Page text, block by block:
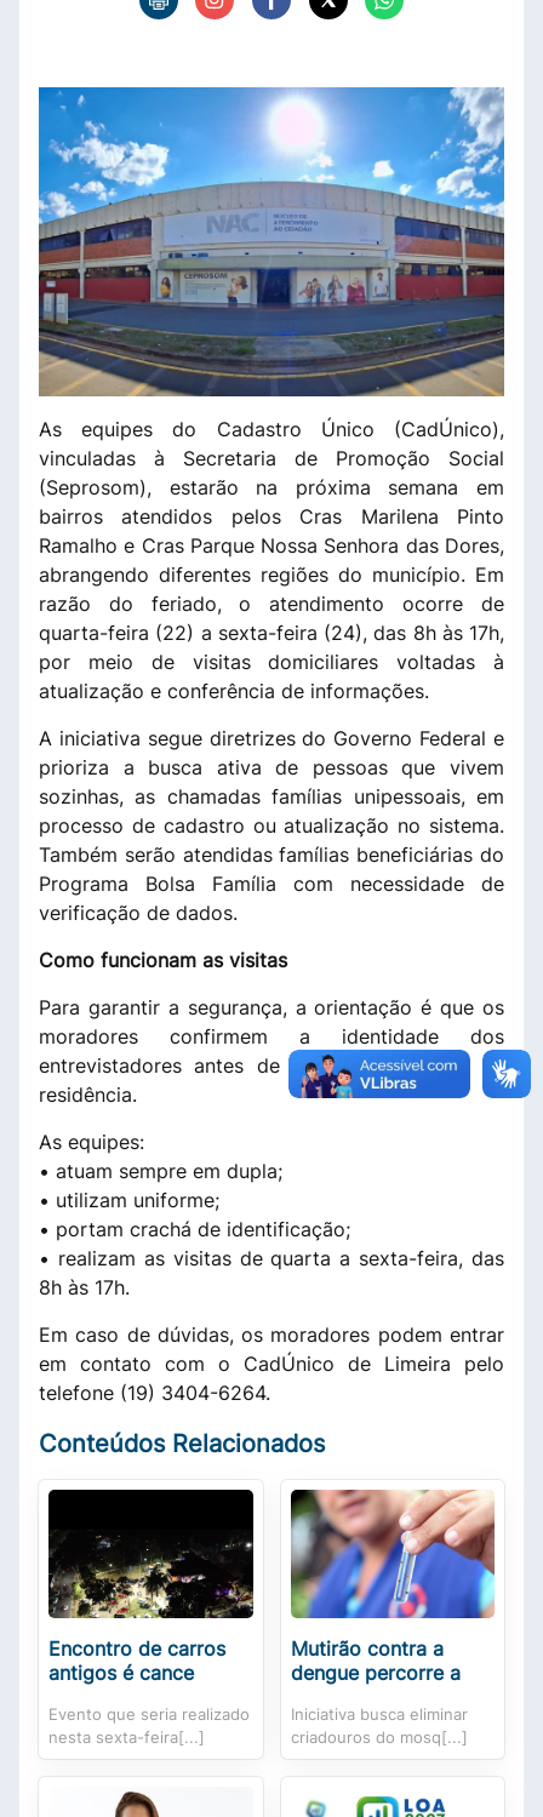
As equipes do Cadastro Único (CadÚnico),
vinculadas à Secretaria de Promoção Social
(Seprosom), estarão na próxima semana em
bairros atendidos pelos Cras Marilena Pinto
Ramalho e Cras Parque Nossa Senhora das Dores,
abrangendo diferentes regiões do município. Em
razão do feriado, o atendimento ocorre de
quarta-feira (22) a sexta-feira (24), das 8h às 17h,
por meio de visitas domiciliares voltadas à
atualização e conferência de informações.
A iniciativa segue diretrizes do Governo Federal e
prioriza a busca ativa de pessoas que vivem
sozinhas, as chamadas famílias unipessoais, em
processo de cadastro ou atualização no sistema.
Também serão atendidas famílias beneficiárias do
Programa Bolsa Família com necessidade de
verificação de dados.
Como funcionam as visitas
Para garantir a segurança, a orientação é que os
moradores confirmem a identidade dos
entrevistadores antes de permitir a entrada na
residência.
As equipes:
• atuam sempre em dupla;
• utilizam uniforme;
• portam crachá de identificação;
• realizam as visitas de quarta a sexta-feira, das
8h às 17h.
Em caso de dúvidas, os moradores podem entrar
em contato com o CadÚnico de Limeira pelo
telefone (19) 3404-6264.
Conteúdos Relacionados
Encontro de carros
antigos é cance
Evento que seria realizado
nesta sexta-feira[...]
Mutirão contra a
dengue percorre a
Iniciativa busca eliminar
criadouros do mosq[...]